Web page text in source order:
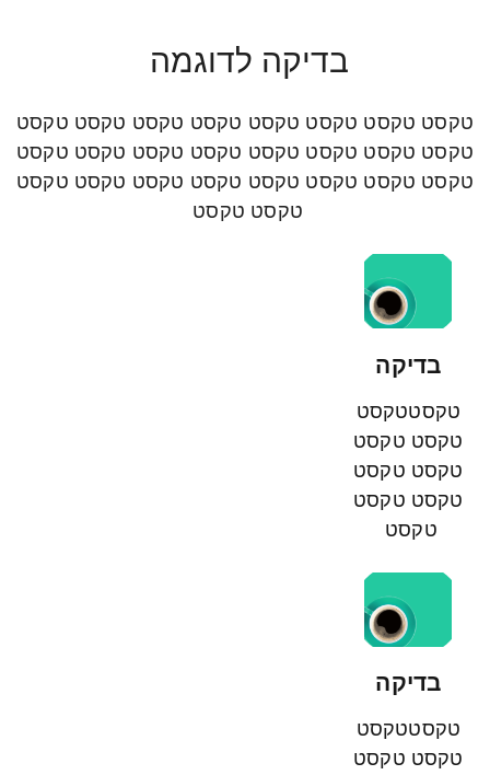
בדיקה לדוגמה
טקסט טקסט טקסט טקסט טקסט טקסט טקסט טקסט
טקסט טקסט טקסט טקסט טקסט טקסט טקסט טקסט
טקסט טקסט טקסט טקסט טקסט טקסט טקסט טקסט
טקסט טקסט
בדיקה
טקסטטקסט
טקסט טקסט
טקסט טקסט
טקסט טקסט
טקסט
בדיקה
טקסטטקסט
טקסט טקסט